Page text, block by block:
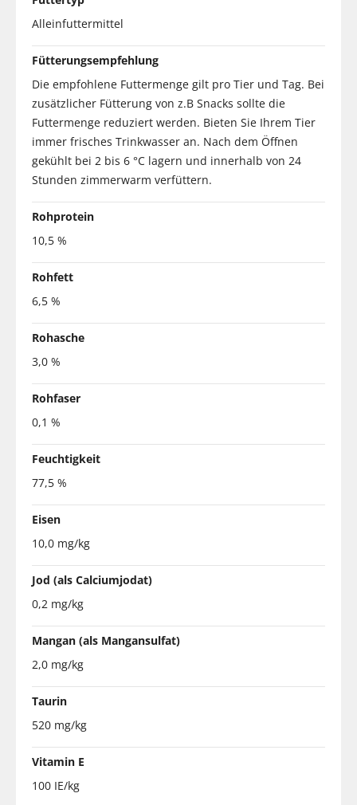
Alleinfuttermittel
Fütterungsempfehlung
Die empfohlene Futtermenge gilt pro Tier und Tag. Bei
zusätzlicher Fütterung von z.B Snacks sollte die
Futtermenge reduziert werden. Bieten Sie Ihrem Tier
immer frisches Trinkwasser an. Nach dem Öffnen
gekühlt bei 2 bis 6 °C lagern und innerhalb von 24
Stunden zimmerwarm verfüttern.
Rohprotein
10,5 %
Rohfett
6,5 %
Rohasche
3,0 %
Rohfaser
0,1 %
Feuchtigkeit
77,5 %
Eisen
10,0 mg/kg
Jod (als Calciumjodat)
0,2 mg/kg
Mangan (als Mangansulfat)
2,0 mg/kg
Taurin
520 mg/kg
Vitamin E
100 IE/kg